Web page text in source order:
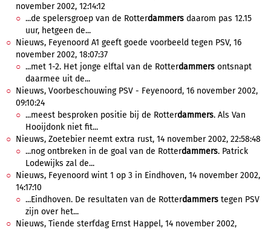
november 2002, 12:14:12
...de spelersgroep van de Rotterdammers daarom pas 12.15
uur, hetgeen de...
Nieuws, Feyenoord A1 geeft goede voorbeeld tegen PSV, 16
november 2002, 18:07:37
...met 1-2. Het jonge elftal van de Rotterdammers ontsnapt
daarmee uit de...
Nieuws, Voorbeschouwing PSV - Feyenoord, 16 november 2002,
09:10:24
...meest besproken positie bij de Rotterdammers. Als Van
Hooijdonk niet fit...
Nieuws, Zoetebier neemt extra rust, 14 november 2002, 22:58:48
...nog ontbreken in de goal van de Rotterdammers. Patrick
Lodewijks zal de...
Nieuws, Feyenoord wint 1 op 3 in Eindhoven, 14 november 2002,
14:17:10
...Eindhoven. De resultaten van de Rotterdammers tegen PSV
zijn over het...
Nieuws, Tiende sterfdag Ernst Happel, 14 november 2002,